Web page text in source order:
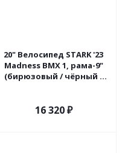
20" Велосипед STARK '23
Madness BMX 1, рама-9"
(бирюзовый / чёрный /
16 320₽